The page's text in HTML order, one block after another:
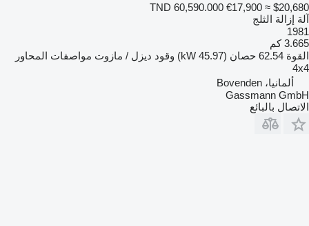
TND 60,590.000 €17,900 ≈ $20,680
آلة إزالة الثلج
1981
3.665 كم
القوة 62.54 حصان (45.97 kW) وقود ديزل / مازوت مواصفات المحاور
4x4
ألمانيا، Bovenden
Gassmann GmbH
الاتصال بالبائع